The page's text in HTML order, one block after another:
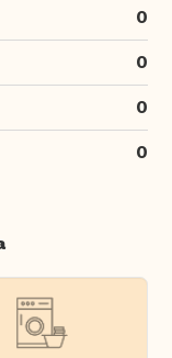
0
0
0
0